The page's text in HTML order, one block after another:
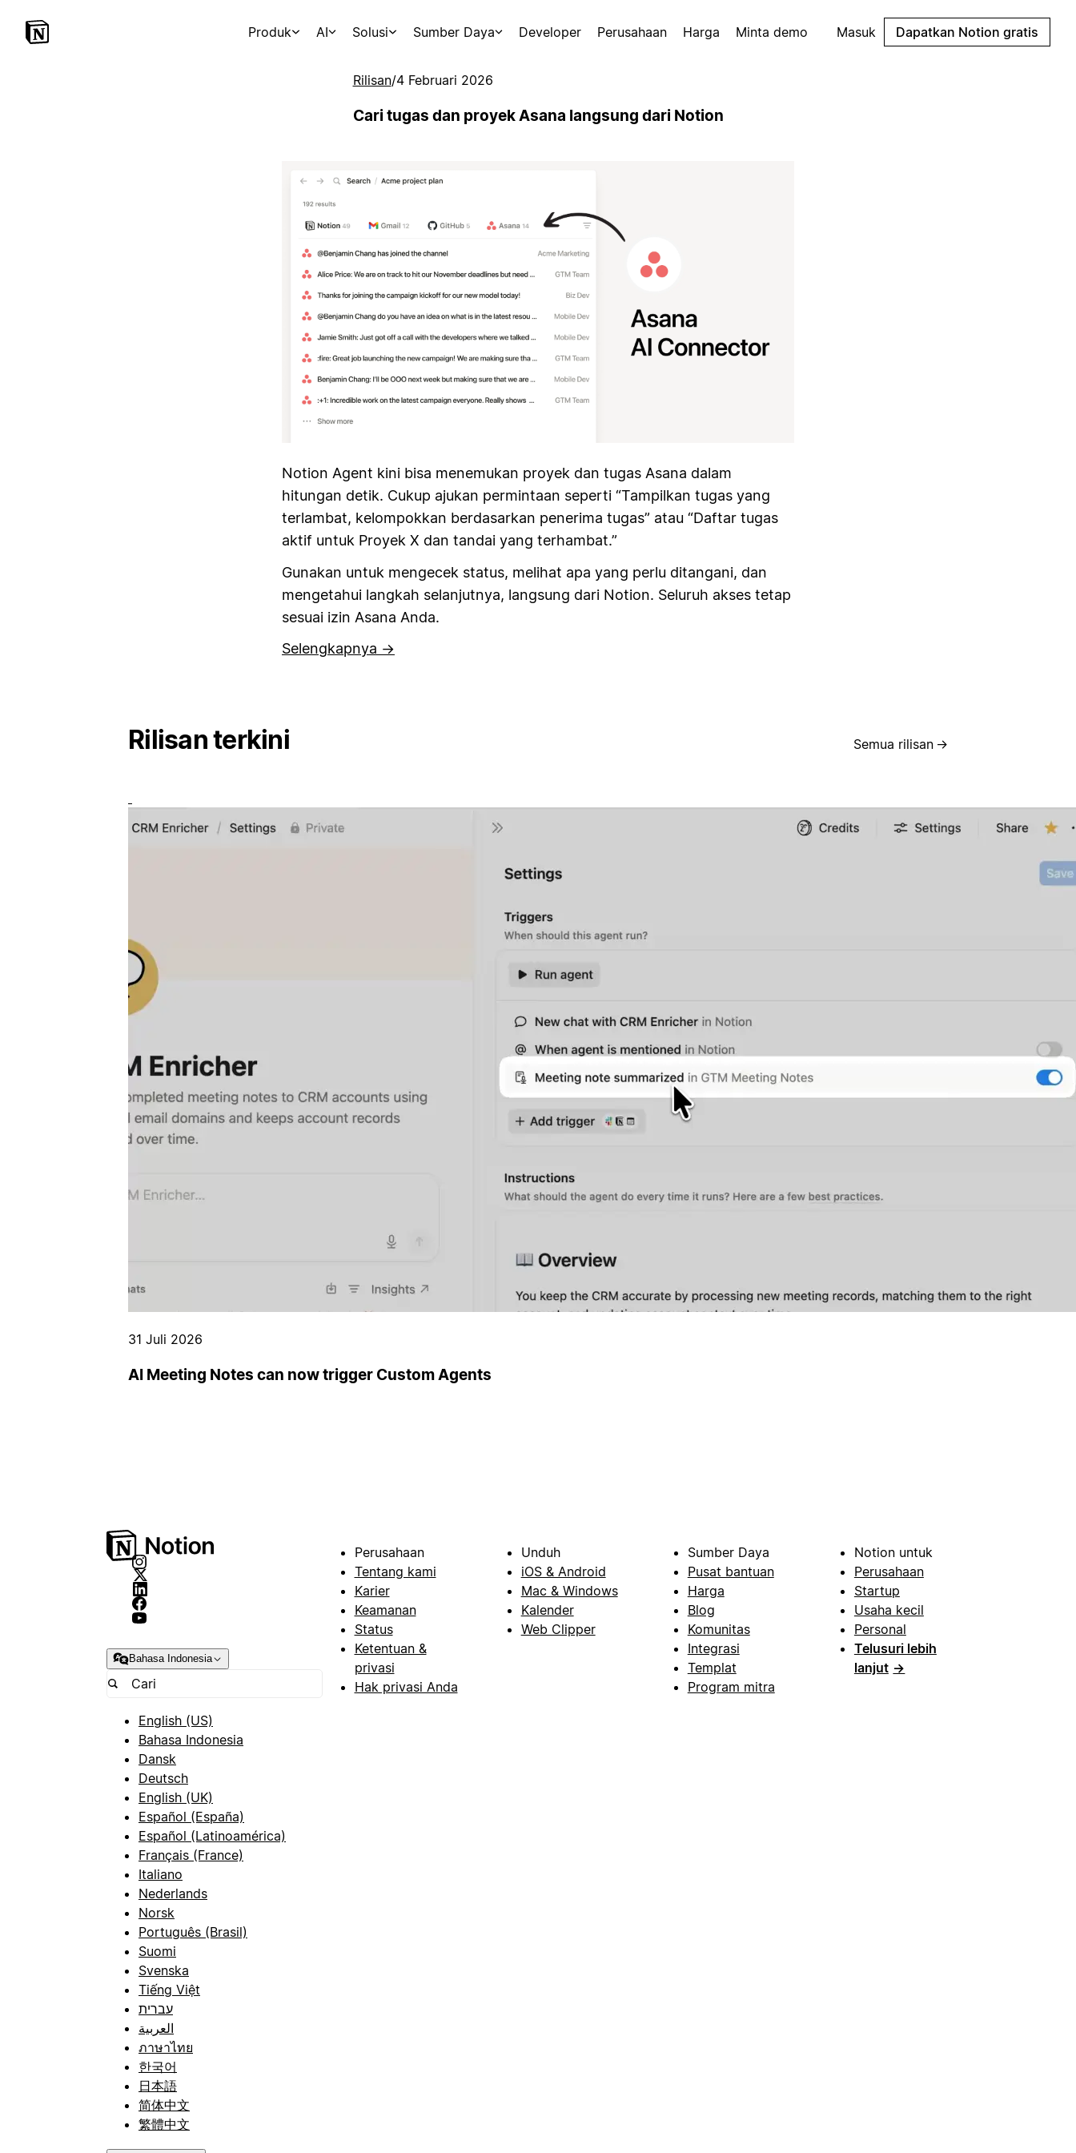
Produk AI Solusi Sumber Daya Developer Perusahaan Harga Minta demo Masuk Dapatkan Notion gratis
Rilisan/4 Februari 2026
Cari tugas dan proyek Asana langsung dari Notion
Notion Agent kini bisa menemukan proyek dan tugas Asana dalam
hitungan detik. Cukup ajukan permintaan seperti “Tampilkan tugas yang
terlambat, kelompokkan berdasarkan penerima tugas” atau “Daftar tugas
aktif untuk Proyek X dan tandai yang terhambat.”
Gunakan untuk mengecek status, melihat apa yang perlu ditangani, dan
mengetahui langkah selanjutnya, langsung dari Notion. Seluruh akses tetap
sesuai izin Asana Anda.
Selengkapnya →
Rilisan terkini Semua rilisan →
31 Juli 2026
AI Meeting Notes can now trigger Custom Agents
Bahasa Indonesia
English (US)
Bahasa Indonesia
Dansk
Deutsch
English (UK)
Español (España)
Español (Latinoamérica)
Français (France)
Italiano
Nederlands
Norsk
Português (Brasil)
Suomi
Svenska
Tiếng Việt
עברית
العربية
ภาษาไทย
한국어
日本語
简体中文
繁體中文
Perusahaan
Tentang kami
Karier
Keamanan
Status
Ketentuan &
privasi
Hak privasi Anda
Unduh
iOS & Android
Mac & Windows
Kalender
Web Clipper
Sumber Daya
Pusat bantuan
Harga
Blog
Komunitas
Integrasi
Templat
Program mitra
Notion untuk
Perusahaan
Startup
Usaha kecil
Personal
Telusuri lebih
lanjut →